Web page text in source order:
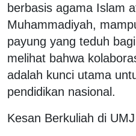
berbasis agama Islam
Muhammadiyah,
payung yang teduh
melihat bahwa
adalah kunci utama
pendidikan nasional.
Kesan Berkuliah di UMJ